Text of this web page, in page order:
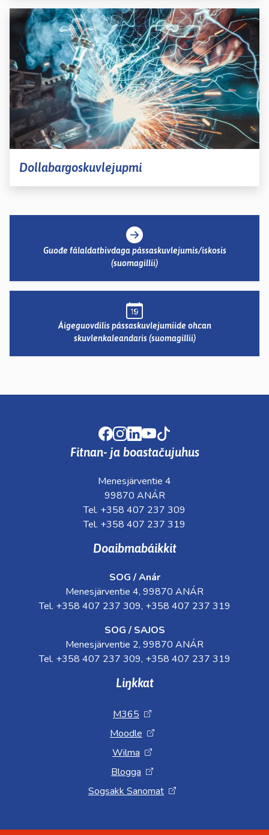
Dollabargoskuvlejupmi
Guođe fálaldatbivdaga pássaskuvlejumis/iskosis
(suomagillii)
Áigeguovdilis pássaskuvlejumiide ohcan
skuvlenkaleandaris (suomagillii)
Facebook
Instagram
LinkedIn
Youtube
Fitnan- ja boastačujuhus
Menesjärventie 4
99870 ANÁR
Tel. +358 407 237 309
Tel. +358 407 237 319
Doaibmabáikkit
SOG / Anár
Menesjärventie 4, 99870 ANÁR
Tel. +358 407 237 309, +358 407 237 319
SOG / SAJOS
Menesjärventie 2, 99870 ANÁR
Tel. +358 407 237 309, +358 407 237 319
Liŋkkat
M365
Moodle
Wilma
Blogga
Sogsakk Sanomat